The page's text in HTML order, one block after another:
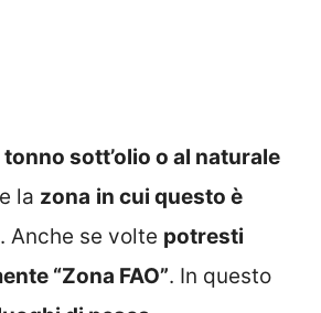
tonno sott’olio o al naturale
la zona in cui questo è
. Anche se volte potresti
“Zona FAO”. In questo